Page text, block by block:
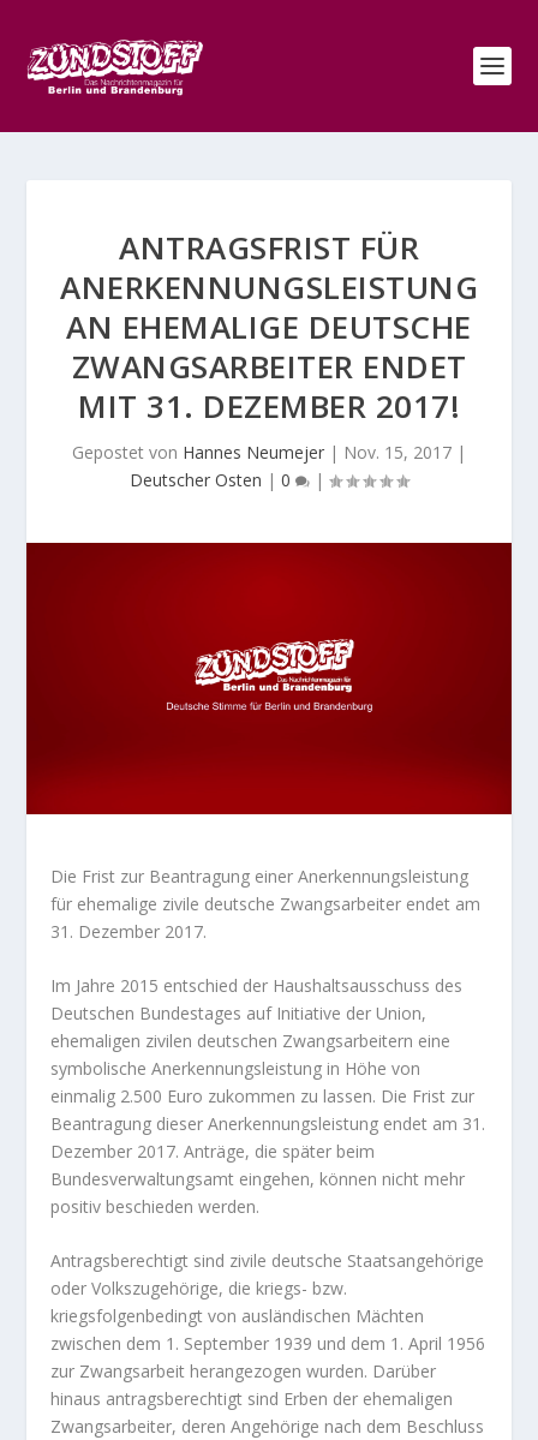
ANTRAGSFRIST FÜR
ANERKENNUNGSLEISTUNG
AN EHEMALIGE DEUTSCHE
ZWANGSARBEITER ENDET
MIT 31. DEZEMBER 2017!
Gepostet von Hannes Neumejer | Nov. 15, 2017 |
Deutscher Osten | 0 |
Die Frist zur Beantragung einer Anerkennungsleistung
für ehemalige zivile deutsche Zwangsarbeiter endet am
31. Dezember 2017.
Im Jahre 2015 entschied der Haushaltsausschuss des
Deutschen Bundestages auf Initiative der Union,
ehemaligen zivilen deutschen Zwangsarbeitern eine
symbolische Anerkennungsleistung in Höhe von
einmalig 2.500 Euro zukommen zu lassen. Die Frist zur
Beantragung dieser Anerkennungsleistung endet am 31.
Dezember 2017. Anträge, die später beim
Bundesverwaltungsamt eingehen, können nicht mehr
positiv beschieden werden.
Antragsberechtigt sind zivile deutsche Staatsangehörige
oder Volkszugehörige, die kriegs- bzw.
kriegsfolgenbedingt von ausländischen Mächten
zwischen dem 1. September 1939 und dem 1. April 1956
zur Zwangsarbeit herangezogen wurden. Darüber
hinaus antragsberechtigt sind Erben der ehemaligen
Zwangsarbeiter, deren Angehörige nach dem Beschluss